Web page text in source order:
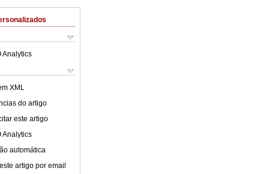
Analytics
XML
do artigo
este artigo
Analytics
automática
artigo por email